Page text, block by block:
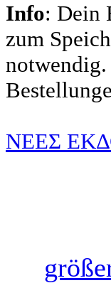
Info: Dein
zum
notwendig.
ΝΕΕΣ